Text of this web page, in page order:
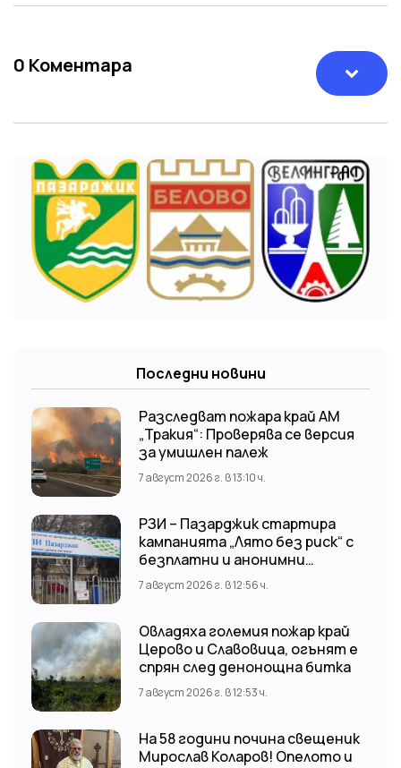
0 Коментара
Последни новини
Разследват пожара край АМ
„Тракия“: Проверява се версия
за умишлен палеж
7 август 2026 г. в 13:10 ч.
РЗИ – Пазарджик стартира
кампанията „Лято без риск“ с
безплатни и анонимни
изследвания за ХИВ
7 август 2026 г. в 12:56 ч.
Овладяха големия пожар край
Церово и Славовица, огънят е
спрян след денонощна битка
7 август 2026 г. в 12:53 ч.
На 58 години почина свещеник
Мирослав Коларов! Опелото и